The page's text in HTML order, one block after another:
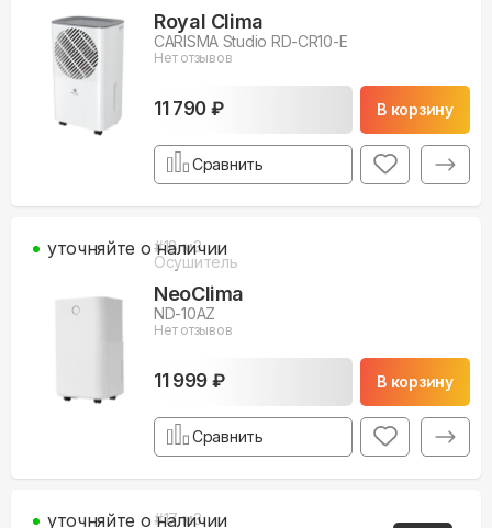
Royal Clima
CARISMA Studio RD-CR10-E
Нет отзывов
11 790 ₽ В корзину
Сравнить
#18м3
Осушитель
NeoClima
ND-10AZ
Нет отзывов
11 999 ₽ В корзину
уточняйте о наличии
Сравнить
#17м3
уточняйте о наличии